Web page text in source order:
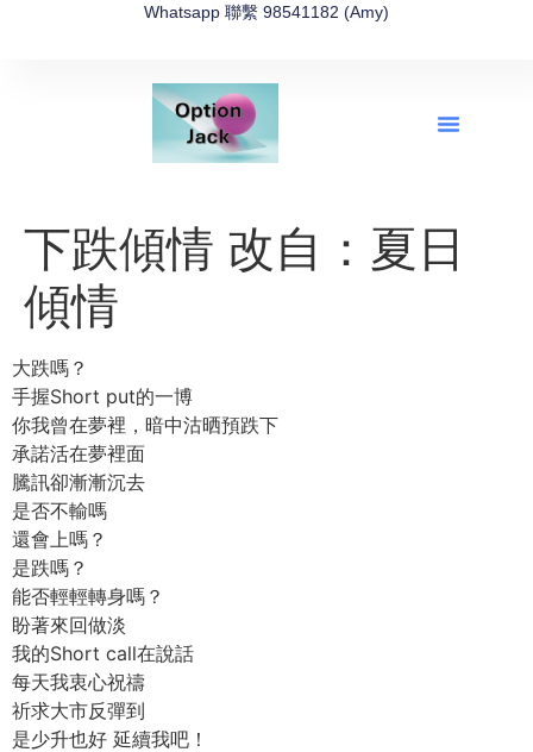
Whatsapp 聯繫 98541182 (Amy)
下跌傾情 改自：夏日
傾情
大跌嗎？
手握Short put的一博
你我曾在夢裡，暗中沽晒預跌下
承諾活在夢裡面
騰訊卻漸漸沉去
是否不輸嗎
還會上嗎？
是跌嗎？
能否輕輕轉身嗎？
盼著來回做淡
我的Short call在說話
每天我衷心祝禱
祈求大市反彈到
是少升也好 延續我吧！